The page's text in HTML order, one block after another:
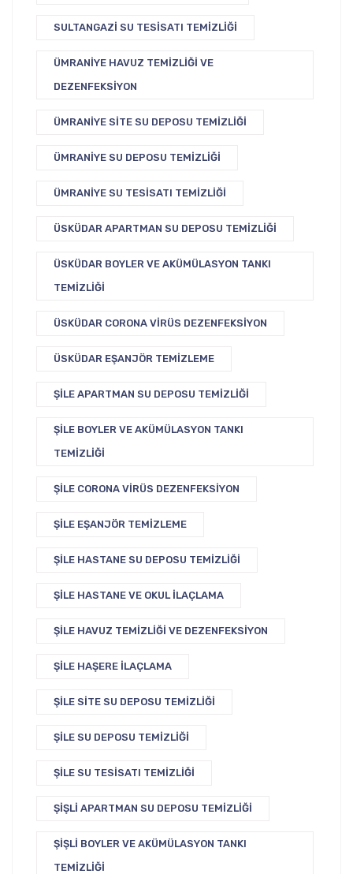
SULTANGAZI SU TESISATI TEMIZLIĞI
ÜMRANIYE HAVUZ TEMIZLIĞI VE
DEZENFEKSIYON
ÜMRANIYE SITE SU DEPOSU TEMIZLIĞI
ÜMRANIYE SU DEPOSU TEMIZLIĞI
ÜMRANIYE SU TESISATI TEMIZLIĞI
ÜSKÜDAR APARTMAN SU DEPOSU TEMIZLIĞI
ÜSKÜDAR BOYLER VE AKÜMÜLASYON TANKI
TEMIZLIĞI
ÜSKÜDAR CORONA VIRÜS DEZENFEKSIYON
ÜSKÜDAR EŞANJÖR TEMIZLEME
ŞILE APARTMAN SU DEPOSU TEMIZLIĞI
ŞILE BOYLER VE AKÜMÜLASYON TANKI
TEMIZLIĞI
ŞILE CORONA VIRÜS DEZENFEKSIYON
ŞILE EŞANJÖR TEMIZLEME
ŞILE HASTANE SU DEPOSU TEMIZLIĞI
ŞILE HASTANE VE OKUL İLAÇLAMA
ŞILE HAVUZ TEMIZLIĞI VE DEZENFEKSIYON
ŞILE HAŞERE İLAÇLAMA
ŞILE SITE SU DEPOSU TEMIZLIĞI
ŞILE SU DEPOSU TEMIZLIĞI
ŞILE SU TESISATI TEMIZLIĞI
ŞIŞLI APARTMAN SU DEPOSU TEMIZLIĞI
ŞIŞLI BOYLER VE AKÜMÜLASYON TANKI
TEMIZLIĞI